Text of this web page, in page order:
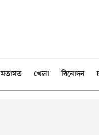
মতামত খেলা বিনোদন